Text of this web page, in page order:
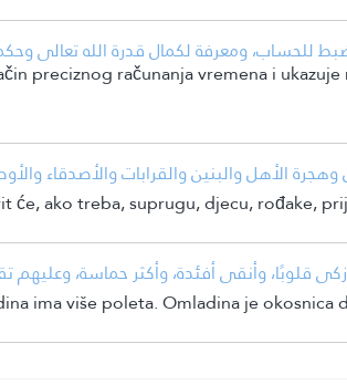
للحساب، ومعرفة لكمال قدرة الله تعالى
preciznog računanja vremena i
الأهل والبنين والقرابات والأصدقاء
ako treba, suprugu, djecu, rođake,
قلوبًا، وأنقى أفئدة، وأكثر حماسة،
ima više poleta. Omladina je okosnica